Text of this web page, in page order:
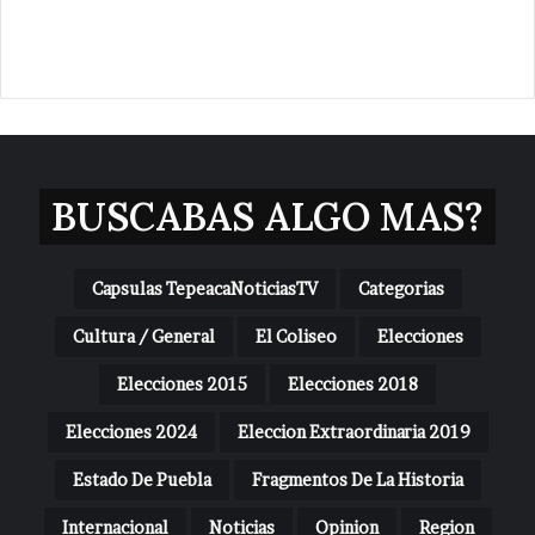
BUSCABAS ALGO MAS?
Capsulas TepeacaNoticiasTV Categorias
Cultura / General El Coliseo Elecciones
Elecciones 2015 Elecciones 2018
Elecciones 2024 Eleccion Extraordinaria 2019
Estado De Puebla Fragmentos De La Historia
Internacional Noticias Opinion Region